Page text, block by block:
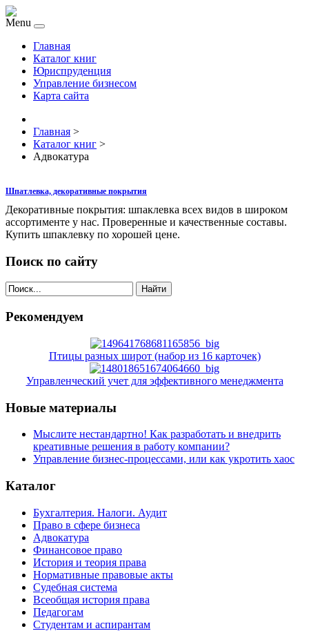
Menu
Главная
Каталог книг
Юриспруденция
Управление бизнесом
Карта сайта
Главная >
Каталог книг >
Адвокатура
Шпатлевка, декоративные покрытия
Декоративные покрытия: шпаклевка всех видов в широком
ассортименте у нас. Проверенные и качественные составы.
Купить шпаклевку по хорошей цене.
Поиск по сайту
Найти
Рекомендуем
Птицы разных широт (набор из 16 карточек)
Управленческий учет для эффективного менеджмента
Новые материалы
Мыслите нестандартно! Как разработать и внедрить
креативные решения в работу компании?
Управление бизнес-процессами, или как укротить хаос
Каталог
Бухгалтерия. Налоги. Аудит
Право в сфере бизнеса
Адвокатура
Финансовое право
История и теория права
Нормативные правовые акты
Судебная система
Всеобщая история права
Педагогам
Студентам и аспирантам